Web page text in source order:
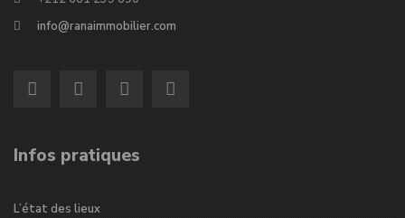
info@ranaimmobilier.com
Infos pratiques
L’état des lieux